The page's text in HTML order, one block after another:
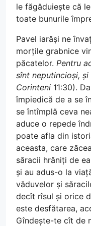
le făgăduiește că
toate bunurile
Pavel iarăși ne
morțile grabnice
păcatelor. Pentru
sînt neputincioși,
Corinteni 11:30).
împiedică de a se
se întîmplă ceva
aduce o repede
poate afla din
aceasta, care
săracii hrăniți de
și au adus-o la
văduvelor și
decît rîsul și orice
este desfătarea,
Gîndește-te cît de